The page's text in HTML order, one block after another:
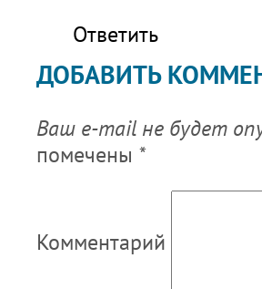
Ответить
ДОБАВИТЬ
Ваш e-mail не будет
помечены *
Комментарий